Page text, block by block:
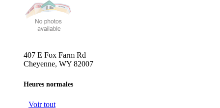
407 E Fox Farm Rd
Cheyenne, WY 82007
Heures normales
Voir tout